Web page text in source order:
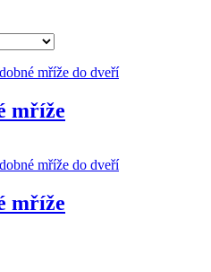
mříže do dveří
mříže
mříže do dveří
mříže